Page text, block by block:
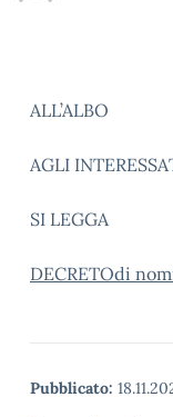
ALL’ALBO
AGLI
SI LEGGA
DECRETOdi
Pubblicato: